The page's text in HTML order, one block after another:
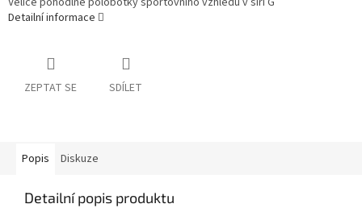
Detailní informace
ZEPTAT SE SDÍLET
Popis Diskuze
Detailní popis produktu